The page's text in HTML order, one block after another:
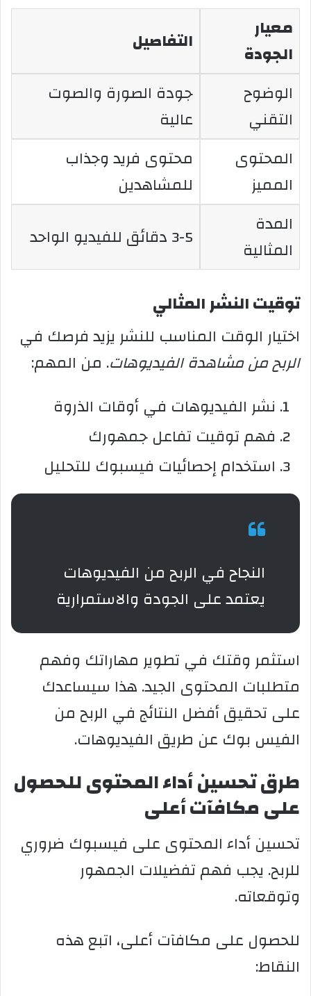
معيار
الجودة
التفاصيل
الوضوح
التقني
جودة الصورة والصوت
عالية
المحتوى
المميز
محتوى فريد وجذاب
للمشاهدين
المدة
المثالية
3-5 دقائق للفيديو الواحد
توقيت النشر المثالي
اختيار الوقت المناسب للنشر يزيد فرصك في
الربح من مشاهدة الفيديوهات. من المهم:
نشر الفيديوهات في أوقات الذروة
فهم توقيت تفاعل جمهورك
استخدام إحصائيات فيسبوك للتحليل
النجاح في الربح من الفيديوهات
يعتمد على الجودة والاستمرارية
استثمر وقتك في تطوير مهاراتك وفهم
متطلبات المحتوى الجيد. هذا سيساعدك
على تحقيق أفضل النتائج في الربح من
الفيس بوك عن طريق الفيديوهات.
طرق تحسين أداء المحتوى للحصول
على مكافآت أعلى
تحسين أداء المحتوى على فيسبوك ضروري
للربح. يجب فهم تفضيلات الجمهور
وتوقعاته.
للحصول على مكافآت أعلى، اتبع هذه
النقاط: